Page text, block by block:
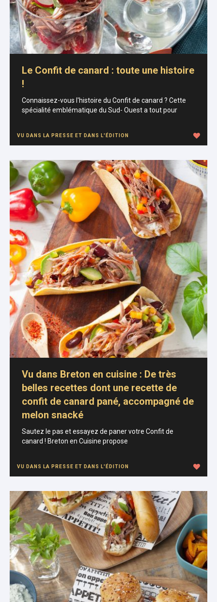
Le Confit de canard : toute une histoire
!
Connaissez-vous l'histoire du Confit de canard ? Cette
spécialité emblématique du Sud- Ouest a tout pour
VU DANS LA PRESSE ET DANS L'ÉDITION
Vu dans Breton en cuisine : De très
belles recettes dont une recette de
confit de canard pané, accompagné de
melon snacké
Sautez le pas et essayez de paner votre Confit de
canard ! Breton en Cuisine propose
VU DANS LA PRESSE ET DANS L'ÉDITION